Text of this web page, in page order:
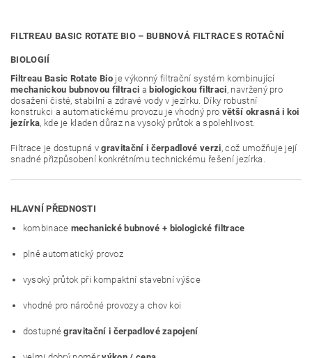
FILTREAU BASIC ROTATE BIO – BUBNOVÁ FILTRACE S ROTAČNÍ
BIOLOGIÍ
Filtreau Basic Rotate Bio je výkonný filtrační systém kombinující
mechanickou bubnovou filtraci a biologickou filtraci, navržený pro
dosažení čisté, stabilní a zdravé vody v jezírku. Díky robustní
konstrukci a automatickému provozu je vhodný pro větší okrasná i koi
jezírka, kde je kladen důraz na vysoký průtok a spolehlivost.
Filtrace je dostupná vgravitační i čerpadlové verzi, což umožňuje její
snadné přizpůsobení konkrétnímu technickému řešení jezírka.
HLAVNÍ PŘEDNOSTI
kombinace mechanické bubnové + biologické filtrace
plně automatický provoz
vysoký průtok při kompaktní stavební výšce
vhodné pro náročné provozy a chov koi
dostupnégravitační i čerpadlové zapojení